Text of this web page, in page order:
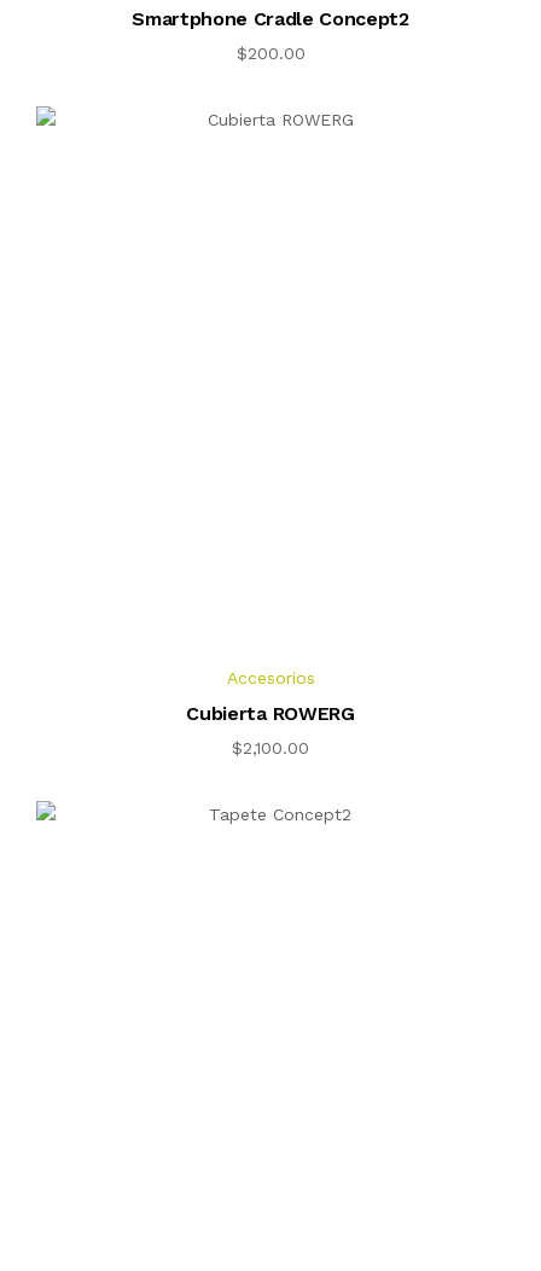
Smartphone Cradle Concept2
$200.00
Accesorios
Cubierta ROWERG
$2,100.00